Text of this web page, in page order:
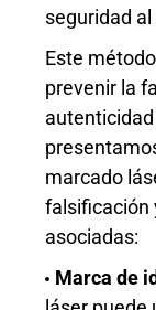
seguridad
Este
prevenir la
marcado
falsificación
asociadas:
Marca de